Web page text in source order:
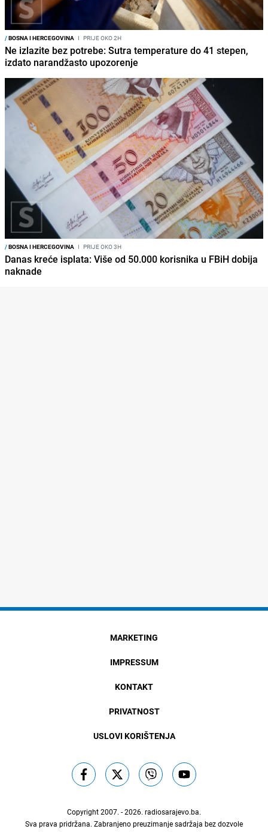
/BOSNA I HERCEGOVINA I PRIJE OKO 2H
Ne izlazite bez potrebe: Sutra temperature do 41 stepen,
izdato narandžasto upozorenje
/BOSNA I HERCEGOVINA I PRIJE OKO 3H
Danas kreće isplata: Više od 50.000 korisnika u FBiH dobija
naknade
MARKETING
IMPRESSUM
KONTAKT
PRIVATNOST
USLOVI KORIŠTENJA
Copyright 2007. - 2026. radiosarajevo.ba.
Sva prava pridržana. Zabranjeno preuzimanje sadržaja bez dozvole